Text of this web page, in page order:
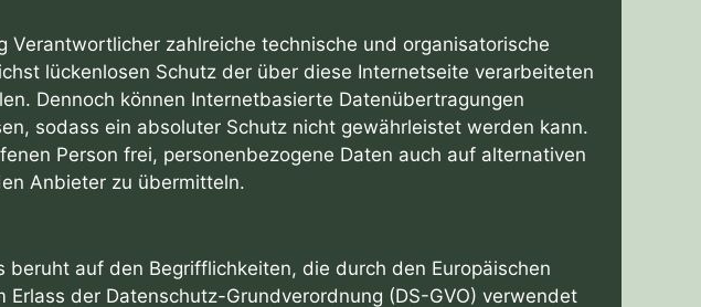
Verantwortlicher zahlreiche technische und organisatorische
lückenlosen Schutz der über diese Internetseite verarbeiteten
Dennoch können Internetbasierte Datenübertragungen
sodass ein absoluter Schutz nicht gewährleistet werden kann.
Person frei, personenbezogene Daten auch auf alternativen
Anbieter zu übermitteln.
auf den Begrifflichkeiten, die durch den Europäischen
der Datenschutz-Grundverordnung (DS-GVO) verwendet